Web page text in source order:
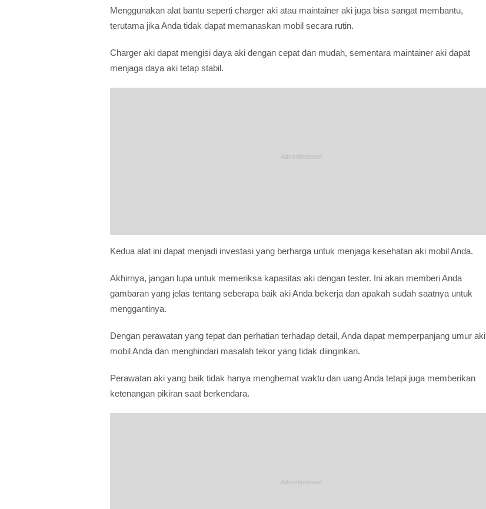
Menggunakan alat bantu seperti charger aki atau maintainer aki juga bisa sangat membantu,
terutama jika Anda tidak dapat memanaskan mobil secara rutin.
Charger aki dapat mengisi daya aki dengan cepat dan mudah, sementara maintainer aki dapat
menjaga daya aki tetap stabil.
Kedua alat ini dapat menjadi investasi yang berharga untuk menjaga kesehatan aki mobil Anda.
Akhirnya, jangan lupa untuk memeriksa kapasitas aki dengan tester. Ini akan memberi Anda
gambaran yang jelas tentang seberapa baik aki Anda bekerja dan apakah sudah saatnya untuk
menggantinya.
Dengan perawatan yang tepat dan perhatian terhadap detail, Anda dapat memperpanjang umur aki
mobil Anda dan menghindari masalah tekor yang tidak diinginkan.
Perawatan aki yang baik tidak hanya menghemat waktu dan uang Anda tetapi juga memberikan
ketenangan pikiran saat berkendara.